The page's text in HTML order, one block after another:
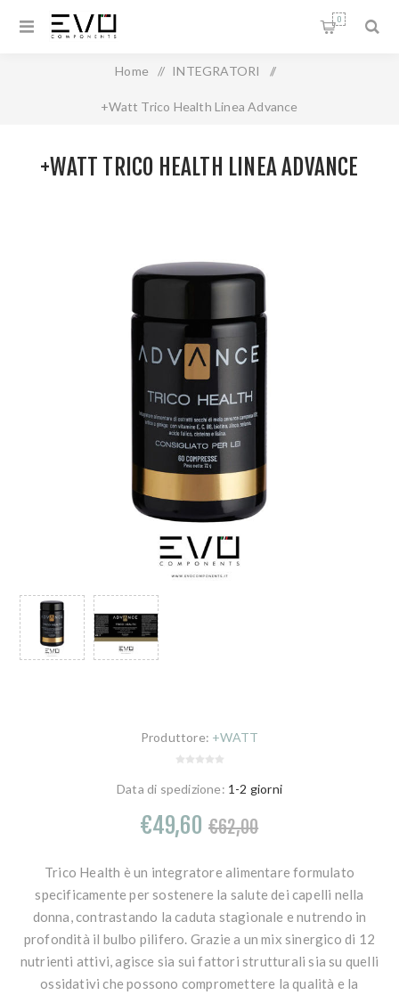
0
Home / INTEGRATORI /
+Watt Trico Health Linea Advance
+WATT TRICO HEALTH LINEA ADVANCE
Produttore: +WATT
Data di spedizione: 1-2 giorni
€49,60 €62,00
Trico Health è un integratore alimentare formulato
specificamente per sostenere la salute dei capelli nella
donna, contrastando la caduta stagionale e nutrendo in
profondità il bulbo pilifero. Grazie a un mix sinergico di 12
nutrienti attivi, agisce sia sui fattori strutturali sia su quelli
ossidativi che possono compromettere la qualità e la